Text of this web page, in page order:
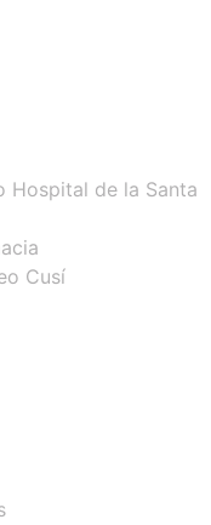
Hospital de la Santa
Cusí